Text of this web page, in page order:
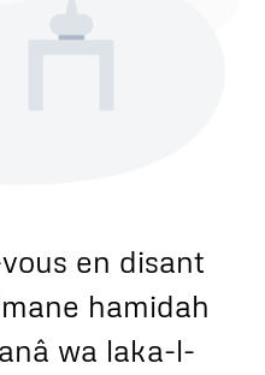
en disant
hamidah
wa laka-l-